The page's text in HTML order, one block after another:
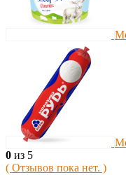
0 из 5
( Отзывов пока нет. )